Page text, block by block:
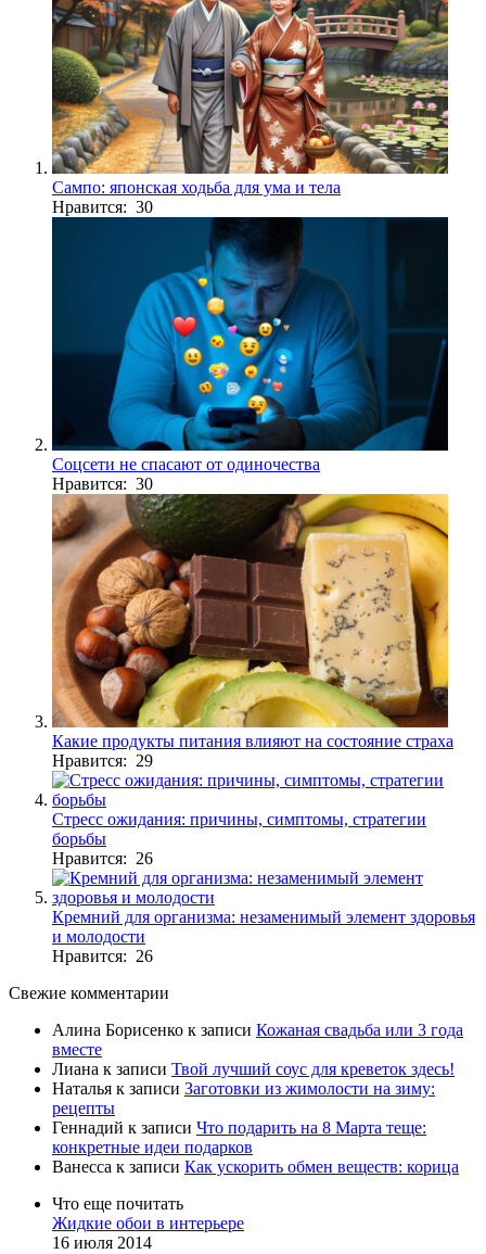
Сампо: японская ходьба для ума и тела
Нравится: 30
Соцсети не спасают от одиночества
Нравится: 30
Какие продукты питания влияют на состояние страха
Нравится: 29
Стресс ожидания: причины, симптомы, стратегии
борьбы
Нравится: 26
Кремний для организма: незаменимый элемент здоровья
и молодости
Нравится: 26
Свежие комментарии
Алина Борисенко к записи Кожаная свадьба или 3 года
вместе
Лиана к записи Твой лучший соус для креветок здесь!
Наталья к записи Заготовки из жимолости на зиму:
рецепты
Геннадий к записи Что подарить на 8 Марта теще:
конкретные идеи подарков
Ванесса к записи Как ускорить обмен веществ: корица
Что еще почитать
Жидкие обои в интерьере
16 июля 2014